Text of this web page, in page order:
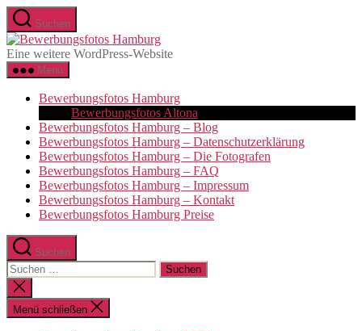
Zum
Inhalt
springen
Suchen
Bewerbungsfotos
Hamburg
Eine weitere WordPress-Website
Menü
Bewerbungsfotos Hamburg
Bewerbungsfotos Altona
Bewerbungsfotos Hamburg – Blog
Bewerbungsfotos Hamburg – Datenschutzerklärung
Bewerbungsfotos Hamburg – Die Fotografen
Bewerbungsfotos Hamburg – FAQ
Bewerbungsfotos Hamburg – Impressum
Bewerbungsfotos Hamburg – Kontakt
Bewerbungsfotos Hamburg Preise
Suchen
Suchen
nach:
Suche
schließen
Menü schließen